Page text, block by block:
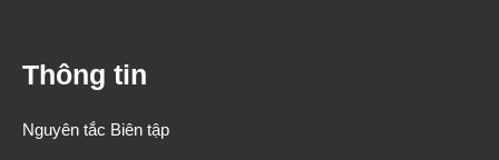
Thông tin
Nguyên tắc Biên tập